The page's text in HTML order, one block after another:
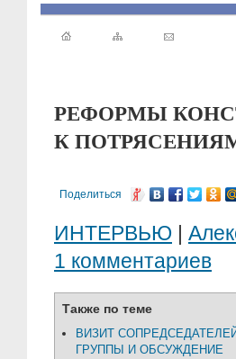
РЕФОРМЫ
К
Поделиться
ИНТЕРВЬЮ |
1 комментариев
Также по теме
ВИЗИТ
ГРУППЫ И ОБСУЖДЕНИЕ